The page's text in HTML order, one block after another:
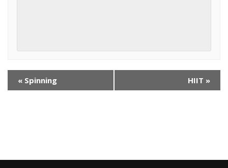
« Spinning HIIT »